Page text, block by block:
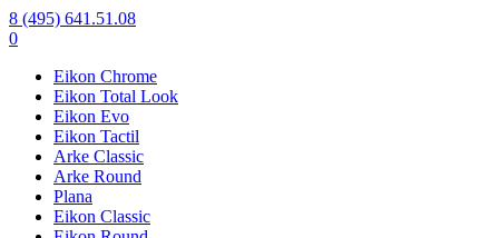
8 (495) 641.51.08
0
Eikon Chrome
Eikon Total Look
Eikon Evo
Eikon Tactil
Arke Classic
Arke Round
Plana
Eikon Classic